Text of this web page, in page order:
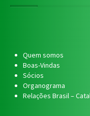
Quem somos
Boas-Vindas
Sócios
Organograma
Relações Brasil –